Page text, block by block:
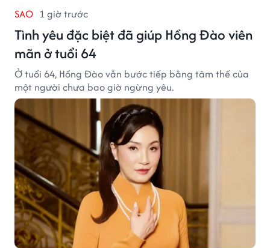
SAO 1 giờ trước
Tình yêu đặc biệt đã giúp Hồng Đào viên
mãn ở tuổi 64
Ở tuổi 64, Hồng Đào vẫn bước tiếp bằng tâm thế của
một người chưa bao giờ ngừng yêu.